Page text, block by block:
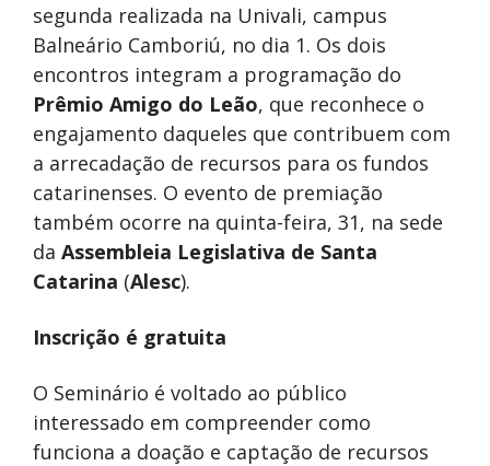
segunda realizada na Univali, campus
Balneário Camboriú, no dia 1. Os dois
encontros integram a programação do
Prêmio Amigo do Leão, que reconhece o
engajamento daqueles que contribuem com
a arrecadação de recursos para os fundos
catarinenses. O evento de premiação
também ocorre na quinta-feira, 31, na sede
da Assembleia Legislativa de Santa
Catarina (Alesc).
Inscrição é gratuita
O Seminário é voltado ao público
interessado em compreender como
funciona a doação e captação de recursos